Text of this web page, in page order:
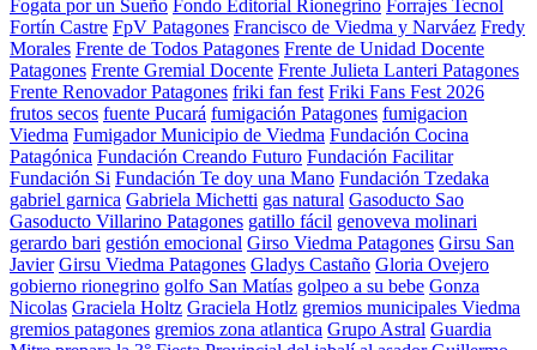
Fogata por un Sueño Fondo Editorial Rionegrino Forrajes Tecnol
Fortín Castre FpV Patagones Francisco de Viedma y Narváez Fredy
Morales Frente de Todos Patagones Frente de Unidad Docente
Patagones Frente Gremial Docente Frente Julieta Lanteri Patagones
Frente Renovador Patagones friki fan fest Friki Fans Fest 2026
frutos secos fuente Pucará fumigación Patagones fumigacion
Viedma Fumigador Municipio de Viedma Fundación Cocina
Patagónica Fundación Creando Futuro Fundación Facilitar
Fundación Si Fundación Te doy una Mano Fundación Tzedaka
gabriel garnica Gabriela Michetti gas natural Gasoducto Sao
Gasoducto Villarino Patagones gatillo fácil genoveva molinari
gerardo bari gestión emocional Girso Viedma Patagones Girsu San
Javier Girsu Viedma Patagones Gladys Castaño Gloria Ovejero
gobierno rionegrino golfo San Matías golpeo a su bebe Gonza
Nicolas Graciela Holtz Graciela Hotlz gremios municipales Viedma
gremios patagones gremios zona atlantica Grupo Astral Guardia